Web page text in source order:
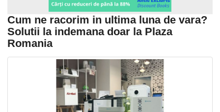
Cum ne racorim in ultima luna de vara?
Solutii la indemana doar la Plaza
Romania